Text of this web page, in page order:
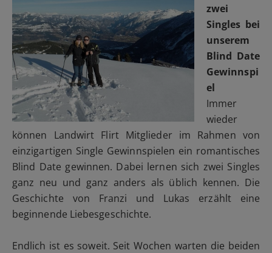
zwei
Singles bei
unserem
Blind Date
Gewinnspi
el
Immer
wieder
können Landwirt Flirt Mitglieder im Rahmen von
einzigartigen Single Gewinnspielen ein romantisches
Blind Date gewinnen. Dabei lernen sich zwei Singles
ganz neu und ganz anders als üblich kennen. Die
Geschichte von Franzi und Lukas erzählt eine
beginnende Liebesgeschichte.
Endlich ist es soweit. Seit Wochen warten die beiden